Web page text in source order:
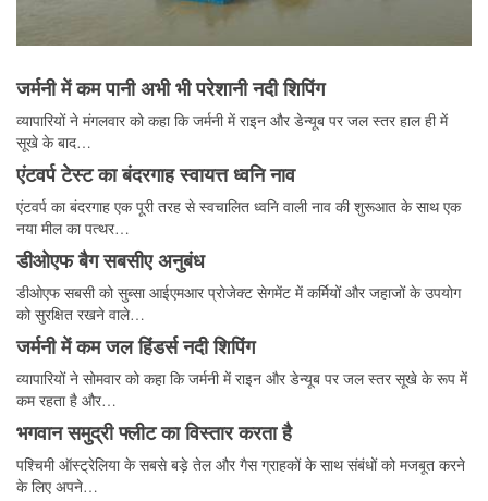
जर्मनी में कम पानी अभी भी परेशानी नदी शिपिंग
व्यापारियों ने मंगलवार को कहा कि जर्मनी में राइन और डेन्यूब पर जल स्तर हाल ही में
सूखे के बाद…
एंटवर्प टेस्ट का बंदरगाह स्वायत्त ध्वनि नाव
एंटवर्प का बंदरगाह एक पूरी तरह से स्वचालित ध्वनि वाली नाव की शुरूआत के साथ एक
नया मील का पत्थर…
डीओएफ बैग सबसीए अनुबंध
डीओएफ सबसी को सुब्सा आईएमआर प्रोजेक्ट सेगमेंट में कर्मियों और जहाजों के उपयोग
को सुरक्षित रखने वाले…
जर्मनी में कम जल हिंडर्स नदी शिपिंग
व्यापारियों ने सोमवार को कहा कि जर्मनी में राइन और डेन्यूब पर जल स्तर सूखे के रूप में
कम रहता है और…
भगवान समुद्री फ्लीट का विस्तार करता है
पश्चिमी ऑस्ट्रेलिया के सबसे बड़े तेल और गैस ग्राहकों के साथ संबंधों को मजबूत करने
के लिए अपने…